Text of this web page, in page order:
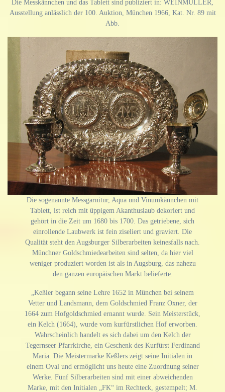
Die Messkännchen und das Tablett sind publiziert in: WEINMÜLLER,
Ausstellung anlässlich der 100. Auktion, München 1966, Kat. Nr. 89 mit
Abb.
Die sogenannte Messgarnitur, Aqua und Vinumkännchen mit
Tablett, ist reich mit üppigem Akanthuslaub dekoriert und
gehört in die Zeit um 1680 bis 1700. Das getriebene, sich
einrollende Laubwerk ist fein ziseliert und graviert. Die
Qualität steht den Augsburger Silberarbeiten keinesfalls nach.
Münchner Goldschmiedearbeiten sind selten, da hier viel
weniger produziert worden ist als in Augsburg, das nahezu
den ganzen europäischen Markt belieferte.
„Keßler begann seine Lehre 1652 in München bei seinem
Vetter und Landsmann, dem Goldschmied Franz Oxner, der
1664 zum Hofgoldschmied ernannt wurde. Sein Meisterstück,
ein Kelch (1664), wurde vom kurfürstlichen Hof erworben.
Wahrscheinlich handelt es sich dabei um den Kelch der
Tegernseer Pfarrkirche, ein Geschenk des Kurfürst Ferdinand
Maria. Die Meistermarke Keßlers zeigt seine Initialen in
einem Oval und ermöglicht uns heute eine Zuordnung seiner
Werke. Fünf Silberarbeiten sind mit einer abweichenden
Marke, mit den Initialen „FK“ im Rechteck, gestempelt; M.